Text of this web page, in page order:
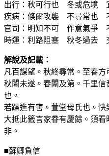
出行：秋可行也 冬或危境
疾病：倏爾攻襲 不尋常也
官司：明知不可 作意氣爭
時運：利路阻塞 秋冬過去
解說及記載：
凡百謀望。秋終尋常。至春方
秋闈未遂。春闈及第。千里
也。
若躁進有害。萱堂母氏也。快
大抵此籤言家眷有慶餘。須
非。
■蘇卿負信